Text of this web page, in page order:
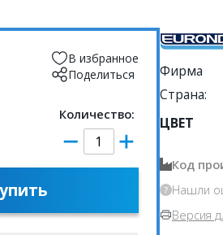
В избранное
Поделиться
Количество:
Фирма
Страна:
ЦВЕТ
Код
Нашли
Версия